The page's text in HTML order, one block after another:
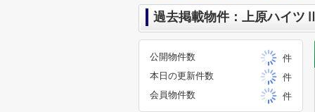
過去掲載物件：上原ハイツⅡ
公開物件数
件
本日の更新件数
件
会員物件数
件